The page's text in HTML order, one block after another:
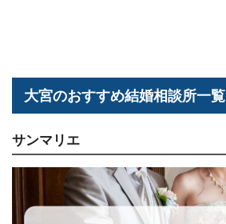
大宮のおすすめ結婚相談所一覧
サンマリエ